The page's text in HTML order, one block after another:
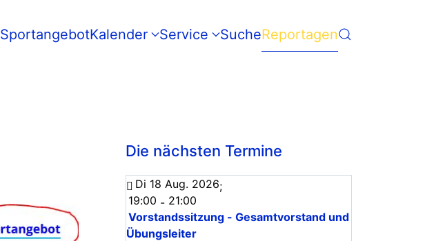
SportangebotKalender Service SucheReportagen
Die nächsten Termine
Di 18 Aug. 2026;
19:00 - 21:00
Vorstandssitzung - Gesamtvorstand und
Übungsleiter